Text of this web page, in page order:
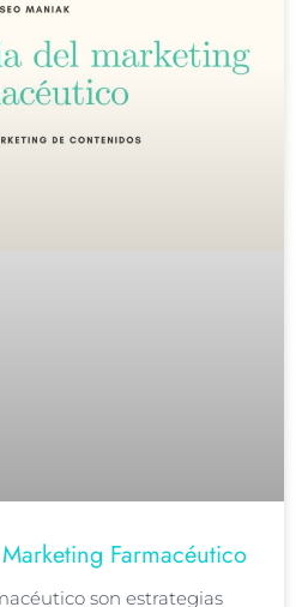
Farmacéutico
son estrategias